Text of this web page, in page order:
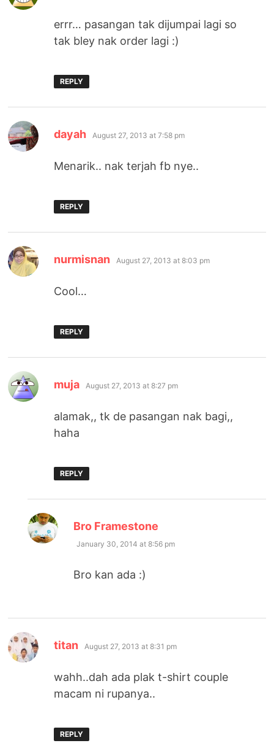
errr… pasangan tak dijumpai lagi so
tak bley nak order lagi :)
REPLY
dayah says:
August 27, 2013 at 7:58 pm
Menarik.. nak terjah fb nye..
REPLY
nurmisnan says:
August 27, 2013 at 8:03 pm
Cool…
REPLY
muja says:
August 27, 2013 at 8:27 pm
alamak,, tk de pasangan nak bagi,,
haha
REPLY
Bro Framestone
January 30, 2014 at 8:56 pm
Bro kan ada :)
titan says:
August 27, 2013 at 8:31 pm
wahh..dah ada plak t-shirt couple
macam ni rupanya..
REPLY